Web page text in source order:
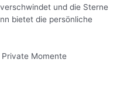
und die Sterne
bietet die persönliche
Private Momente